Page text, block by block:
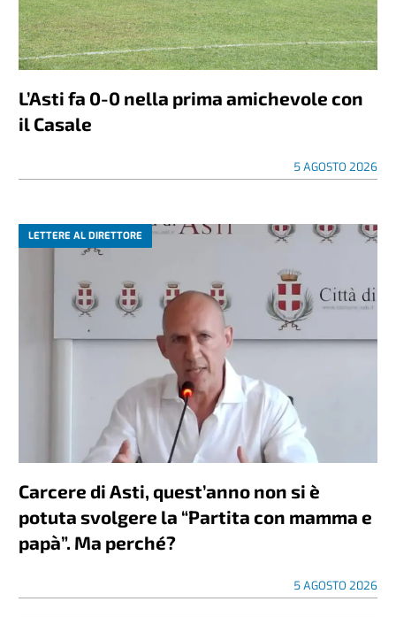
L’Asti fa 0-0 nella prima amichevole con
il Casale
5 AGOSTO 2026
LETTERE AL DIRETTORE
Carcere di Asti, quest’anno non si è
potuta svolgere la “Partita con mamma e
papà”. Ma perché?
5 AGOSTO 2026